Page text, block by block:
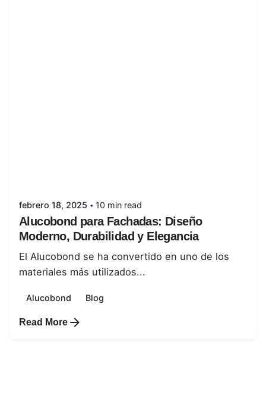
febrero 18, 2025 10 min read
Alucobond para Fachadas: Diseño
Moderno, Durabilidad y Elegancia
El Alucobond se ha convertido en uno de los
materiales más utilizados...
Alucobond Blog
Read More